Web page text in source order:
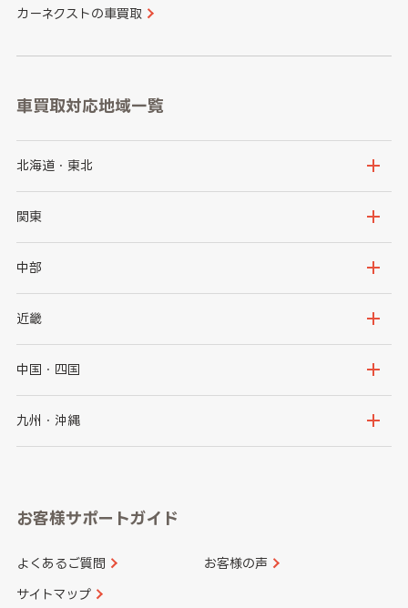
カーネクストの車買取
車買取対応地域一覧
北海道・東北
北海道
岩手県
秋田県
関東
茨城県
群馬県
千葉県
中部
新潟県
石川県
山梨県
愛知県
近畿
大阪府
京都府
和歌山県
中国・四国
鳥取県
山口県
香川県 愛媛県
九州・沖縄
長崎県
大分県 宮崎県
お客様サポートガイド
よくあるご質問 お客様の声
サイトマップ